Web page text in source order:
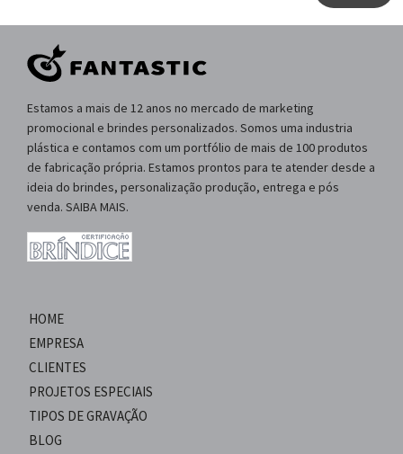
Estamos a mais de 12 anos no mercado de marketing
promocional e brindes personalizados. Somos uma industria
plástica e contamos com um portfólio de mais de 100 produtos
de fabricação própria. Estamos prontos para te atender desde a
ideia do brindes, personalização produção, entrega e pós
venda. SAIBA MAIS.
HOME
EMPRESA
CLIENTES
PROJETOS ESPECIAIS
TIPOS DE GRAVAÇÃO
BLOG